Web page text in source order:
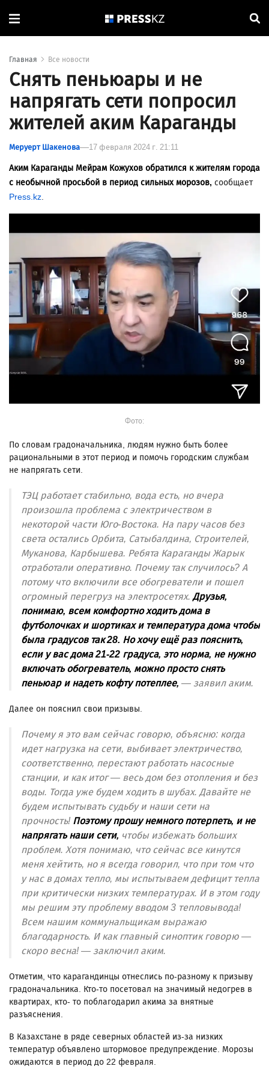
Главная Все новости
Снять пеньюары и не
напрягать сети попросил
жителей аким Караганды
Меруерт Шакенова 17 февраля 2024 г. 21:11
Аким Караганды Мейрам Кожухов обратился к жителям города
с необычной просьбой в период сильных морозов, сообщает
Press.kz.
Фото:
По словам градоначальника, людям нужно быть более
рациональными в этот период и помочь городским службам
не напрягать сети.
ТЭЦ работает стабильно, вода есть, но вчера
произошла проблема с электричеством в
некоторой части Юго-Востока. На пару часов без
света остались Орбита, Сатыбалдина, Строителей,
Муканова, Карбышева. Ребята Караганды Жарык
отработали оперативно. Почему так случилось? А
потому что включили все обогреватели и пошел
огромный перегруз на электросетях.Друзья,
понимаю, всем комфортно ходить дома в
футболочках и шортиках и температура дома чтобы
была градусов так 28. Но хочу ещё раз пояснить,
если у вас дома 21-22 градуса, это норма, не нужно
включать обогреватель, можно просто снять
пеньюар и надеть кофту потеплее, — заявил аким.
Далее он пояснил свои призывы.
Почему я это вам сейчас говорю, объясню: когда
идет нагрузка на сети, выбивает электричество,
соответственно, перестают работать насосные
станции, и как итог — весь дом без отопления и без
воды. Тогда уже будем ходить в шубах. Давайте не
будем испытывать судьбу и наши сети на
прочность! Поэтому прошу немного потерпеть, и не
напрягать наши сети, чтобы избежать больших
проблем. Хотя понимаю, что сейчас все кинутся
меня хейтить, но я всегда говорил, что при том что
у нас в домах тепло, мы испытываем дефицит тепла
при критически низких температурах. И в этом году
мы решим эту проблему вводом 3 тепловывода!
Всем нашим коммунальщикам выражаю
благодарность. И как главный синоптик говорю —
скоро весна! — заключил аким.
Отметим, что карагандинцы отнеслись по-разному к призыву
градоначальника. Кто-то посетовал на значимый недогрев в
квартирах, кто- то поблагодарил акима за внятные
разъяснения.
В Казахстане в ряде северных областей из-за низких
температур объявлено штормовое предупреждение. Морозы
ожидаются в период до 22 февраля.